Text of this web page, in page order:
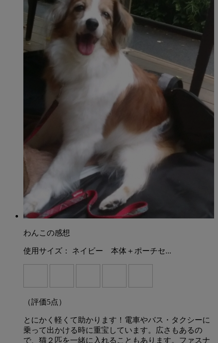
わんこの感想
使用サイズ： ネイビー 本体＋ポーチセ...
（評価5点）
とにかく軽くて助かります！電車やバス・タクシーに
乗って出かける時に重宝しています。広さもあるの
で、猫２匹を一緒に入れることもあります。ファスナ